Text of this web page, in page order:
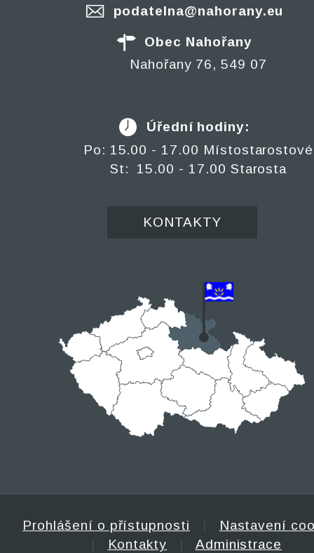
podatelna@nahorany.eu
Obec Nahořany
Nahořany 76, 549 07
Úřední hodiny:
Po: 15.00 - 17.00 Místostarostové
St: 15.00 - 17.00 Starosta
KONTAKTY
Prohlášení o přístupnosti
Nastavení
Kontakty Administrace